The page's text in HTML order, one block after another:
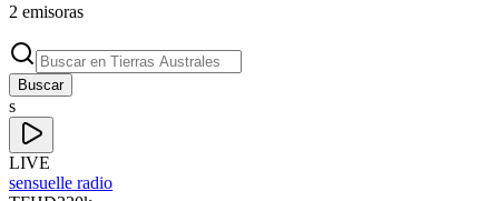
2 emisoras
Buscar
s
LIVE
sensuelle radio